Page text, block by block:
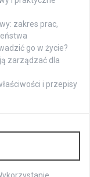
zakres prac,
go w życie?
zarządzać dla
i przepisy